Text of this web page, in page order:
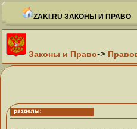
ZAKI.RU ЗАКОНЫ И ПРАВО
Законы и Право->